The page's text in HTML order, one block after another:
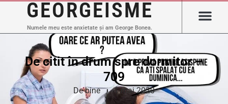
GEORGEISME
Numele meu este anxietate și am George Bonea.
De citit în drum spre dormitor –
709
De bine 1 mai 2020